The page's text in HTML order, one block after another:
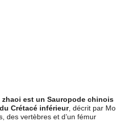
est un Sauropode chinois
Crétacé inférieur, décrit par Mo
des vertèbres et d’un fémur